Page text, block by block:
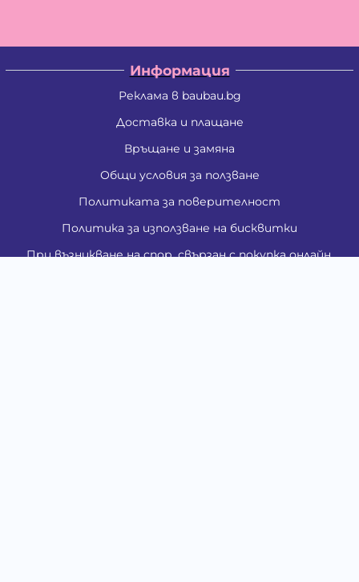
Информация
Реклама в baubau.bg
Доставка и плащане
Връщане и замяна
Общи условия за ползване
Политиката за поверителност
Политика за използване на бисквитки
При възникване на спор, свързан с покупка онлайн,